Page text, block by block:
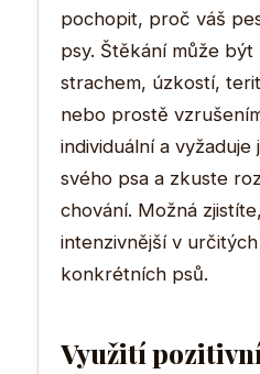
pochopit, proč váš
psy. Štěkání může
strachem, úzkostí,
nebo prostě
individuální a
svého psa a zkuste
chování. Možná
intenzivnější v
konkrétních psů.
Využití